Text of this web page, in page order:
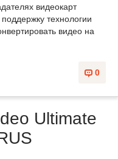
видеокарт
технологии
видео на
0
Ultimate